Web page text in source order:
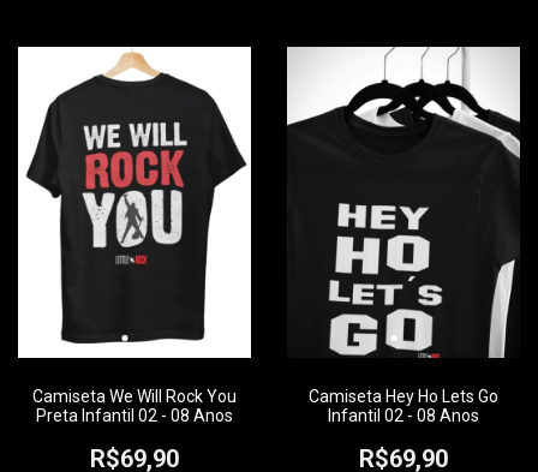
Camiseta We Will Rock You
Preta Infantil 02 - 08 Anos
R$69,90
Camiseta Hey Ho Lets Go
Infantil 02 - 08 Anos
R$69,90